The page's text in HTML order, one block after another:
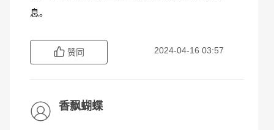
息。
赞同 2024-04-16 03:57
香飘蝴蝶